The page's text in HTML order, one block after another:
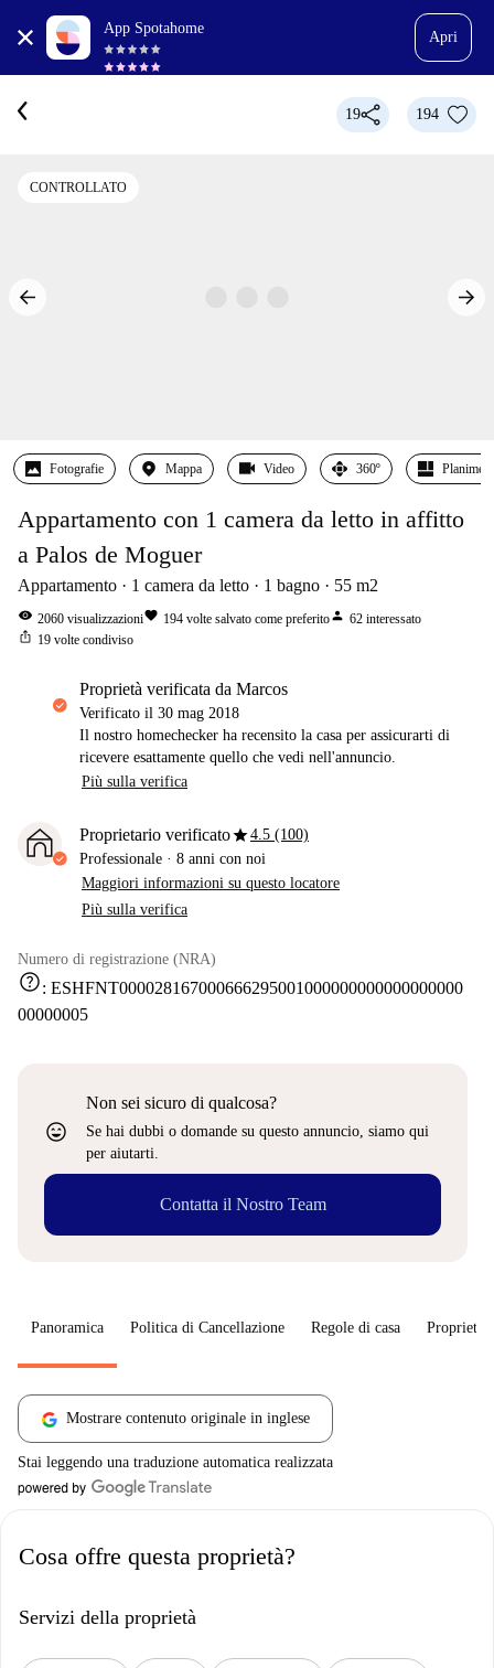
App Spotahome
Apri
19 194
CONTROLLATO
Fotografie Mappa Video 360º
Appartamento con 1 camera da letto in affitto
a Palos de Moguer
Appartamento 1 camera da letto 1 bagno 55 m2
visibility 2060 visualizzazionifavorite 194 volte salvato come preferitoperson 62 interessato
ios_share 19 volte condiviso
proprietà verificata da Marcos
Verificato il 30 mag 2018
Il nostro homechecker ha recensito la casa per assicurarti di
ricevere esattamente quello che vedi nell'annuncio.
Più sulla verifica
Proprietario verificatostar4.5 (100)
Professionale · 8 anni con noi
Maggiori informazioni su questo locatore
Più sulla verifica
Numero di registrazione (NRA)
help: ESHFNT000028167000666295001000000000000000000
00000005
sentiment_very_satisfied
Non sei sicuro di qualcosa?
Se hai dubbi o domande su questo annuncio, siamo qui
per aiutarti.
Contatta il Nostro Team
Panoramica Politica di Cancellazione Regole di casa
Mostrare contenuto originale in inglese
Stai leggendo una traduzione automatica realizzata
Cosa offre questa proprietà?
Servizi della proprietà